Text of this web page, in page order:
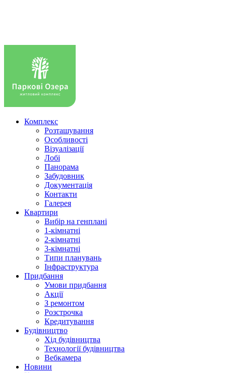
Комплекс
Розташування
Особливості
Візуалізації
Лобі
Панорама
Забудовник
Документація
Контакти
Галерея
Квартири
Вибір на генплані
1-кімнатні
2-кімнатні
3-кімнатні
Типи планувань
Інфраструктура
Придбання
Умови придбання
Акції
З ремонтом
Розстрочка
Кредитування
Будівництво
Хід будівництва
Технології будівництва
Вебкамера
Новини